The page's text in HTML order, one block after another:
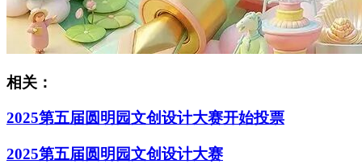
相关：
2025第五届圆明园文创设计大赛开始投票
2025第五届圆明园文创设计大赛